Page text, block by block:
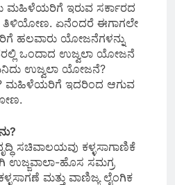
ಮಹಿಳೆಯರಿಗೆ ಇರುವ ಸರ್ಕಾರದ
ತಿಳಿಯೋಣ. ಏನೆಂದರೆ ಈಗಾಗಲೇ
ಹಲವಾರು ಯೋಜನೆಗಳನ್ನು
ಒಂದಾದ ಉಜ್ವಲಾ ಯೋಜನೆ
ಉಜ್ವಲಾ ಯೋಜನೆ?
ಮಹಿಳೆಯರಿಗೆ ಇದರಿಂದ ಆಗುವ
ಸಚಿವಾಲಯವು ಕಳ್ಳಸಾಗಾಣಿಕೆ
ಉಜ್ಜವಾಲಾ-ಹೊಸ ಸಮಗ್ರ
ಮತ್ತು ವಾಣಿಜ್ಯ ಲೈಂಗಿಕ